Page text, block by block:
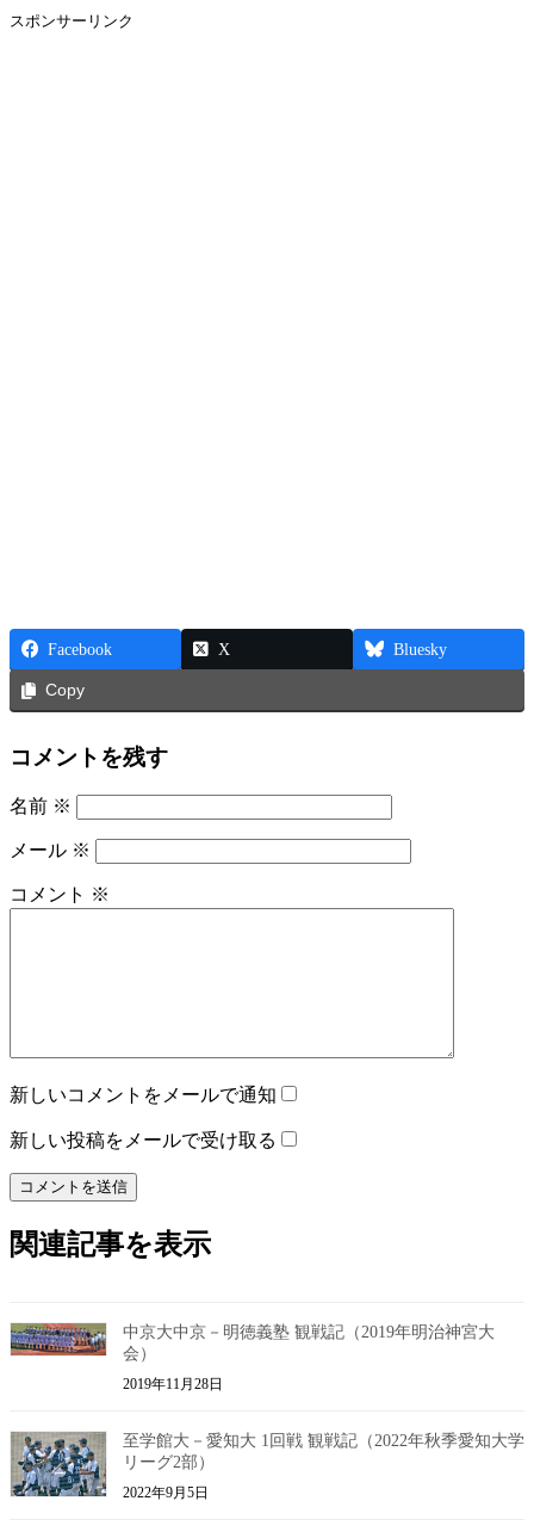
スポンサーリンク
Facebook X Bluesky
Copy
コメントを残す
名前 ※
メール ※
コメント ※
新しいコメントをメールで通知
新しい投稿をメールで受け取る
関連記事を表示
中京大中京－明徳義塾 観戦記（2019年明治神宮大
会）
2019年11月28日
至学館大－愛知大 1回戦 観戦記（2022年秋季愛知大学
リーグ2部）
2022年9月5日